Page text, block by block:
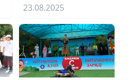
23.08.2025